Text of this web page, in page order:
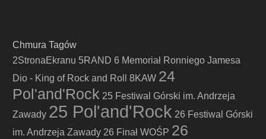
Chmura Tagów
2StronaEkranu 5RAND 6 Memoriał Ronniego Jamesa
Dio - King of Rock and Roll
8KAW 24
Pol'and'Rock 25 Festiwal Górski im. Andrzeja
Zawady 25 Pol'and'Rock 26 Festiwal Górski
im. Andrzeja Zawady 26 Finał WOŚP 26